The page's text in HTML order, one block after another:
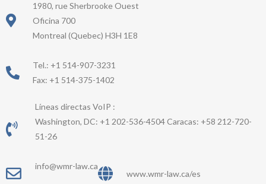
1980, rue Sherbrooke Ouest
Oficina 700
Montreal (Quebec) H3H 1E8
Tel.: +1 514-907-3231
Fax: +1 514-375-1402
Líneas directas VoIP :
Washington, DC: +1 202-536-4504 Caracas: +58 212-720-
51-26
info@wmr-law.ca
www.wmr-law.ca/es